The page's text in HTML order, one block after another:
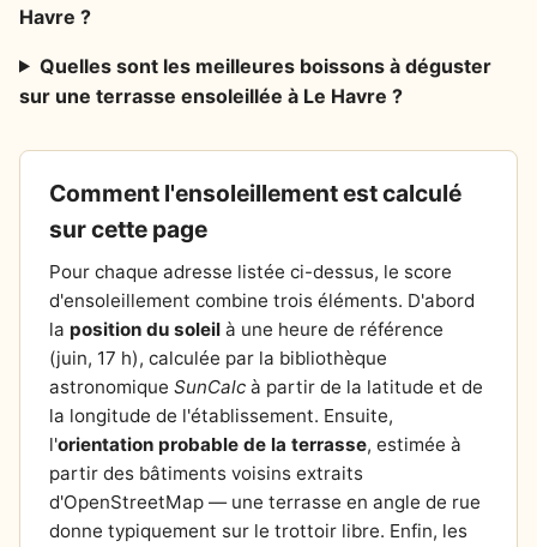
Havre ?
Quelles sont les meilleures boissons à déguster
sur une terrasse ensoleillée à Le Havre ?
Comment l'ensoleillement est calculé
sur cette page
Pour chaque adresse listée ci-dessus, le score
d'ensoleillement combine trois éléments. D'abord
la position du soleil à une heure de référence
(juin, 17 h), calculée par la bibliothèque
astronomique SunCalc à partir de la latitude et de
la longitude de l'établissement. Ensuite,
l'orientation probable de la terrasse, estimée à
partir des bâtiments voisins extraits
d'OpenStreetMap — une terrasse en angle de rue
donne typiquement sur le trottoir libre. Enfin, les